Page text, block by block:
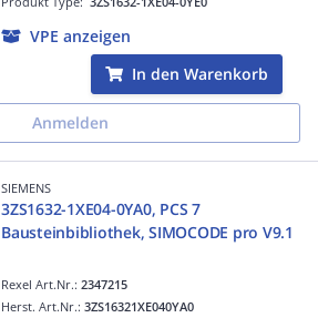
VPE anzeigen
In den Warenkorb
Anmelden
SIEMENS
3ZS1632-1XE04-0YA0, PCS 7
Bausteinbibliothek, SIMOCODE pro V9.1
Rexel Art.Nr.: 2347215
Herst. Art.Nr.: 3ZS16321XE040YA0